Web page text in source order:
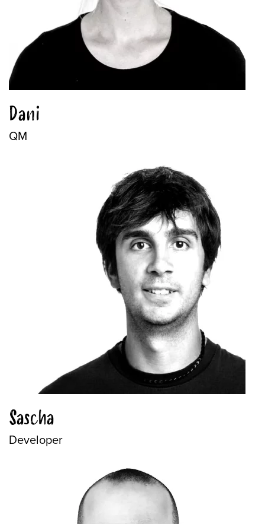
Dani
QM
Sascha
Developer